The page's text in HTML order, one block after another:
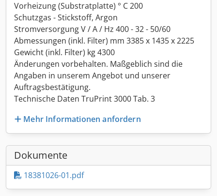
Vorheizung (Substratplatte) ° C 200
Schutzgas - Stickstoff, Argon
Stromversorgung V / A / Hz 400 - 32 - 50/60
Abmessungen (inkl. Filter) mm 3385 x 1435 x 2225
Gewicht (inkl. Filter) kg 4300
Änderungen vorbehalten. Maßgeblich sind die
Angaben in unserem Angebot und unserer
Auftragsbestätigung.
Technische Daten TruPrint 3000 Tab. 3
Mehr Informationen anfordern
Dokumente
18381026-01.pdf